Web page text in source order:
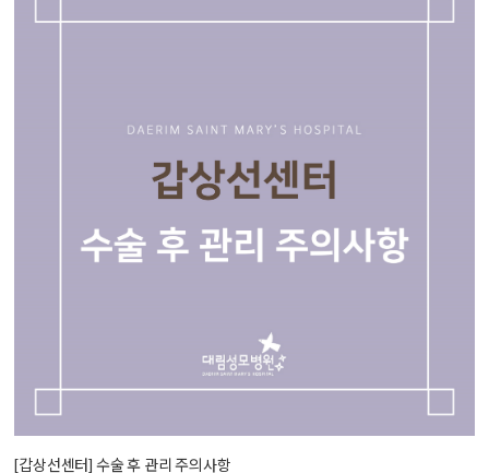
[갑상선센터] 수술 후 관리 주의사항